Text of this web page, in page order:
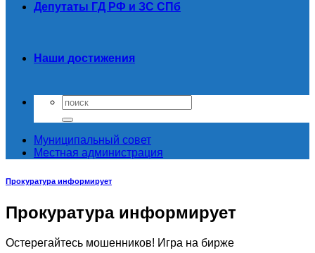
Депутаты ГД РФ и ЗС СПб
Наши достижения
Муниципальный совет
Местная администрация
Прокуратура информирует
Прокуратура информирует
Остерегайтесь мошенников! Игра на бирже